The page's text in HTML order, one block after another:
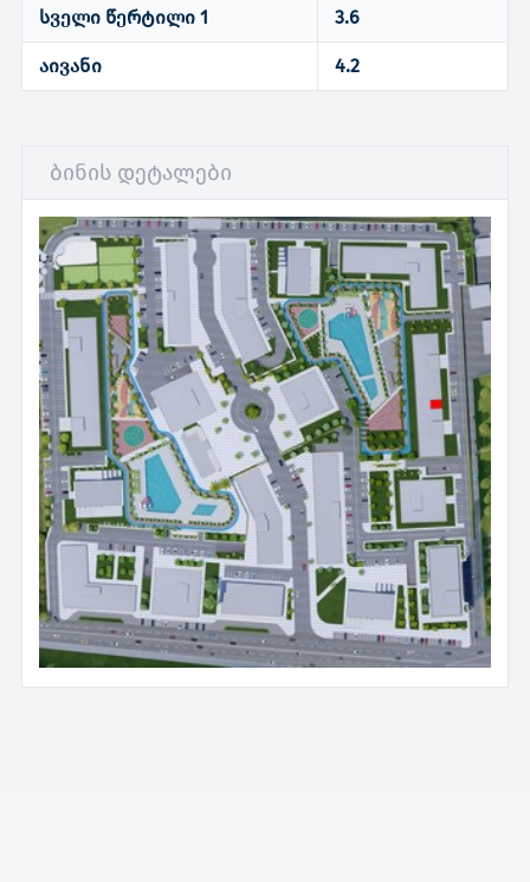
სველი წერტილი 1 3.6
აივანი 4.2
ბინის დეტალები